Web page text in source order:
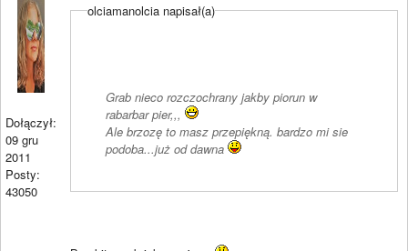
Dołączył:
09 gru
2011
Posty:
43050
olciamanolcia napisał(a)
Grab nieco rozczochrany jakby piorun w
rabarbar pier,,,
Ale brzozę to masz przepiękną. bardzo mi sie
podoba...już od dawna